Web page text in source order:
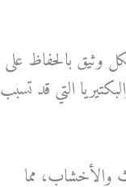
وثيق بالحفاظ على
التي قد تسبب
والأخشاب، مما